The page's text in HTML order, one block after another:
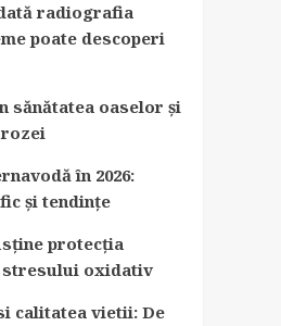
radiografia
poate descoperi
sănătatea oaselor și
în 2026:
și tendințe
protecția
oxidativ
calitatea vietii: De